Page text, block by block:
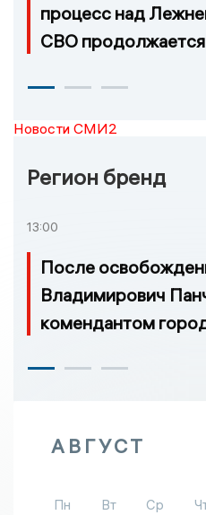
процесс над
СВО продолжается
Новости СМИ2
Регион бренд
13:00
После
Владимирович
комендантом
АВГУСТ
Пн Вт Ср